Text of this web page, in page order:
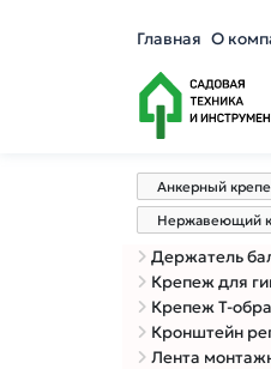
Главная О
Анкерный
Нержавеющий
Держатель
Крепеж для
Крепеж Т-
Кронштейн
Лента